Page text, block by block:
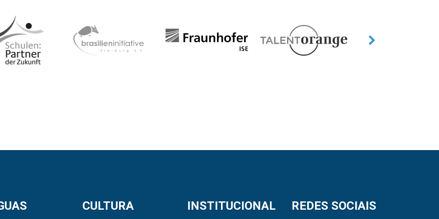
CULTURA INSTITUCIONAL REDES SOCIAIS